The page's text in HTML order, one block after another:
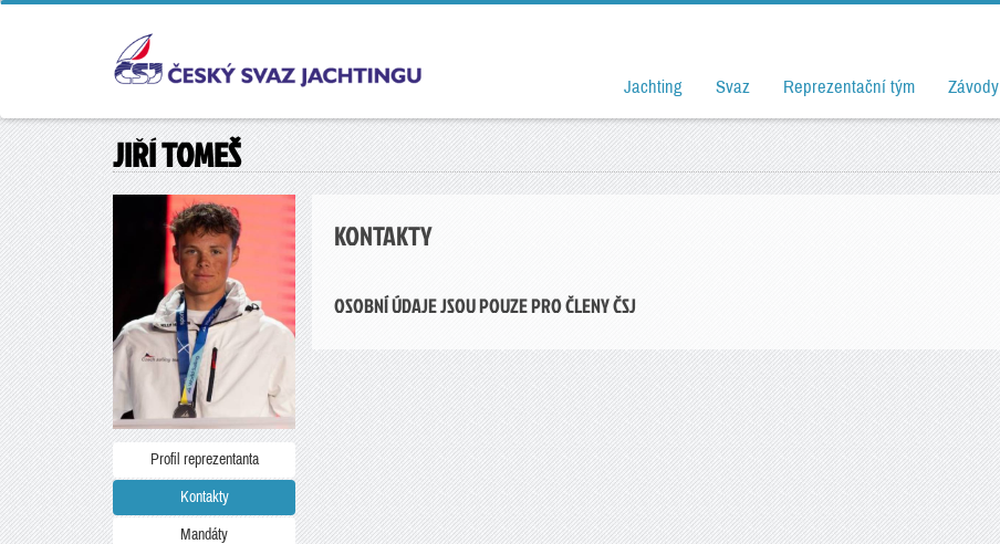
Jachting Svaz Reprezentační tým Závody
JIŘÍ TOMEŠ
Profil reprezentanta
Kontakty
Mandáty
KONTAKTY
OSOBNÍ ÚDAJE JSOU POUZE PRO ČLENY ČSJ